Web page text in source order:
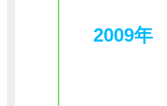
2009年